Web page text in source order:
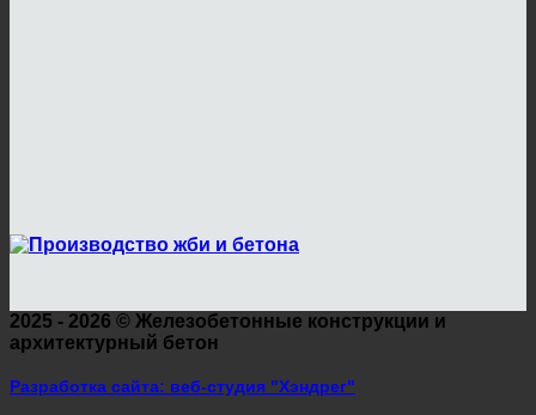
2025 - 2026 © Железобетонные конструкции и
архитектурный бетон
Разработка сайта: веб-студия "Хэндрег"